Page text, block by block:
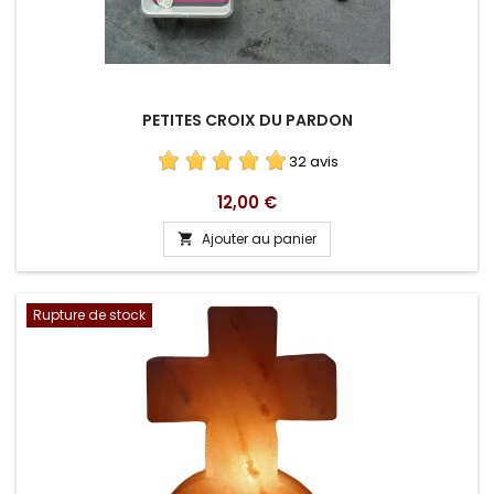
PETITES CROIX DU PARDON
32 avis
Prix
12,00 €
 Ajouter au panier
Rupture de stock